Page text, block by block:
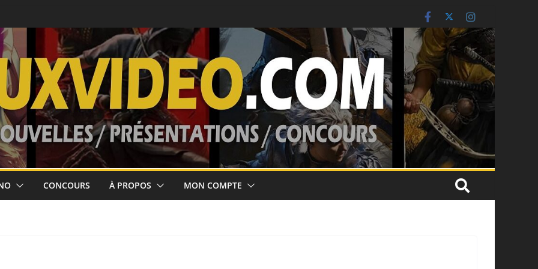
le 5 août!
jusqu’au 10
2027
2026!
CONCOURS À PROPOS MON COMPTE